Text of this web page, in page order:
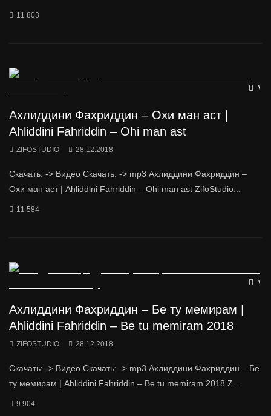
11 803
Ахлиддини Фахриддин – Охи ман аст |
Ahliddini Fahriddin – Ohi man ast
ZIFOSTUDIO 28.12.2018
Скачать: -> Видео Скачать: -> mp3 Ахлиддини Фахриддин –
Охи ман аст | Ahliddini Fahriddin – Ohi man ast ZifoStudio...
11 584
Ахлиддини Фахриддин – Бе ту мемирам |
Ahliddini Fahriddin – Be tu memiram 2018
ZIFOSTUDIO 28.12.2018
Скачать: -> Видео Скачать: -> mp3 Ахлиддини Фахриддин – Бе
ту мемирам | Ahliddini Fahriddin – Be tu memiram 2018 Z...
9 904